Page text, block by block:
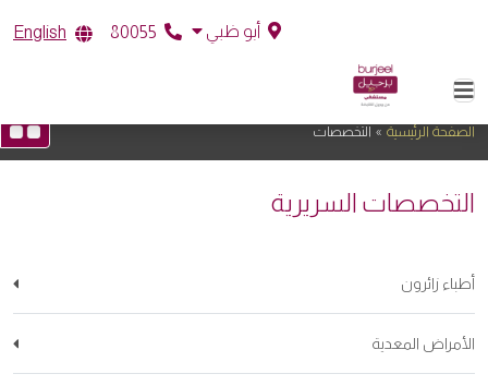
أبو ظبي English
التخصصات
الصفحة الرئيسية » التخصصات
التخصصات السريرية
أطباء زائرون
الأمراض المعدية